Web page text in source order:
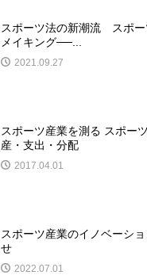
スポーツ法の新潮流 スポー
メイキング──...
2021.09.27
スポーツ産業を測る スポー
産・支出・分配
2017.04.01
スポーツ産業のイノベーシ
せ
2022.07.01